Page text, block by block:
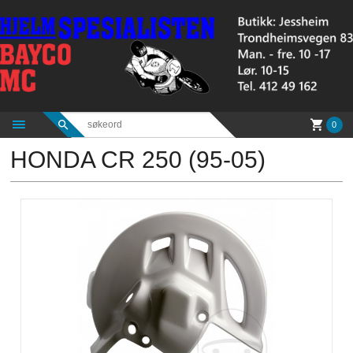
til
innholdet
0
HONDA CR 250 (95-05)